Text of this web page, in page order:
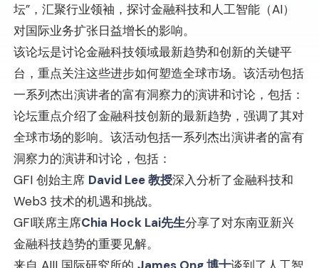
坛”，汇聚行业领袖，探讨金融科技和人工智能（AI）
对国际业务扩张日益增长的影响。
该论坛是讨论金融科技领域最新趋势和创新的关键平
台，重点关注这些进步如何塑造全球市场。该活动包括
一系列杰出演讲者的富有洞察力的演讲和讨论，包括：
论坛重点介绍了金融科技创新的最新趋势，强调了其对
全球市场的影响。该活动包括一系列杰出演讲者的富有
洞察力的演讲和讨论，包括：
GFI 创始主席 David Lee 教授深入分析了金融科技和
Web3 技术的机遇和挑战。
GFI联席主席Chia Hock Lai先生分享了对东南亚新兴
金融科技趋势的重要见解。
来自 AIII 国际研究所的James Ong 博士谈到了人工智